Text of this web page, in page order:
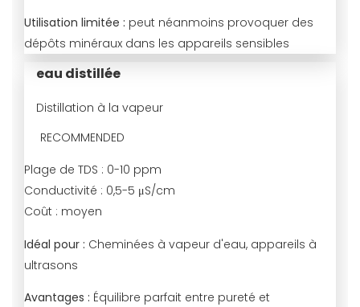
Utilisation limitée : peut néanmoins provoquer des
dépôts minéraux dans les appareils sensibles
eau distillée
Distillation à la vapeur
RECOMMENDED
Plage de TDS : 0-10 ppm
Conductivité : 0,5-5 μS/cm
Coût : moyen
Idéal pour : Cheminées à vapeur d'eau, appareils à
ultrasons
Avantages : Équilibre parfait entre pureté et